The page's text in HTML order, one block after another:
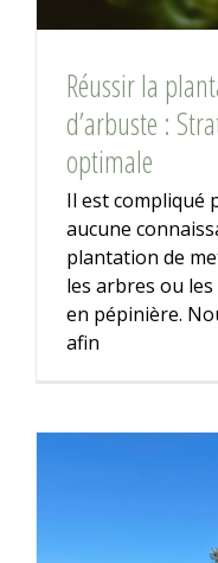
Réussir la
d’arbuste :
optimale
Il est compliqué
aucune
plantation de
les arbres ou
en pépinière.
afin